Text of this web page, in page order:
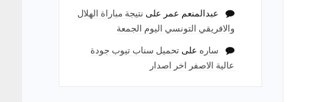
عبدالمنعم عمر على نتيجة مباراة الهلال
والافريقي التونسي اليوم الجمعة
ساره على تحميل سناب تيوب جودة
عالية الاصفر اخر اصدار